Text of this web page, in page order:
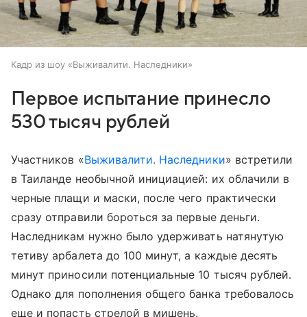
Кадр из шоу «Выживалити. Наследники»
Первое испытание принесло
530 тысяч рублей
Участников «Выживалити. Наследники» встретили
в Таиланде необычной инициацией: их облачили в
черные плащи и маски, после чего практически
сразу отправили бороться за первые деньги.
Наследникам нужно было удерживать натянутую
тетиву арбалета до 100 минут, а каждые десять
минут приносили потенциальные 10 тысяч рублей.
Однако для пополнения общего банка требовалось
еще и попасть стрелой в мишень.